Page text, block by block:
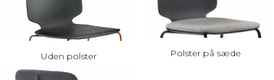
Uden polster Polster på sæde